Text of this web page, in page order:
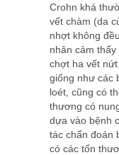
Crohn khá
vết chàm (da
nhợt không
nhân cảm
chợt ha vết
giống như các
loét, cũng có
thương có
dựa vào bệnh
tác chẩn đoán
có các tổn